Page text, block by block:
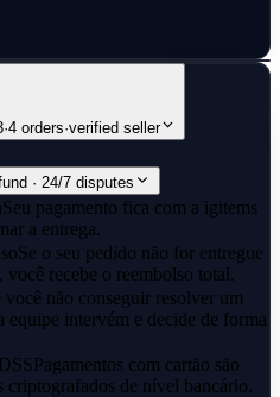
·4 orders·verified seller
· 24/7 disputes
Seu pagamento fica com a igitems
a entrega.
Se o seu pedido não for entregue
recebe o reembolso total.
você não conseguir resolver um
equipe intervém e decide de forma
Pagamentos com cartão são
criptografados de nível bancário.